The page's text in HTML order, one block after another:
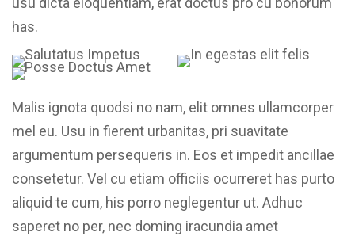
has.
Malis ignota quodsi no nam, elit omnes ullamcorper
mel eu. Usu in fierent urbanitas, pri suavitate
argumentum persequeris in. Eos et impedit ancillae
consetetur. Vel cu etiam officiis ocurreret has purto
aliquid te cum, his porro neglegentur ut. Adhuc
saperet no per, nec doming iracundia amet